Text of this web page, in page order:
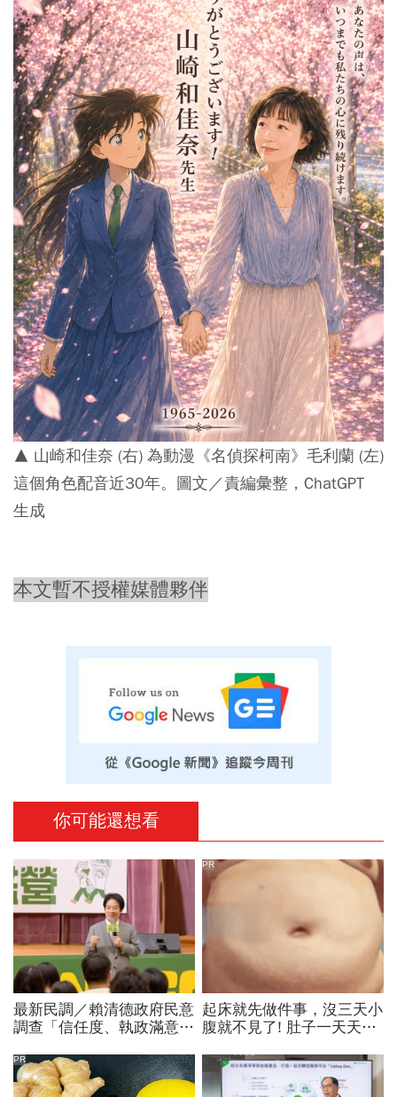
▲ 山崎和佳奈 (右) 為動漫《名偵探柯南》毛利蘭 (左)
這個角色配音近30年。圖文／責編彙整，ChatGPT
生成
本文暫不授權媒體夥伴
你可能還想看
最新民調／賴清德政府民意
調查「信任度、執政滿意
降…中央表現牽動縣市長選
戰！
起床就先做件事，沒三天小
腹就不見了! 肚子一天天變
PR
PR